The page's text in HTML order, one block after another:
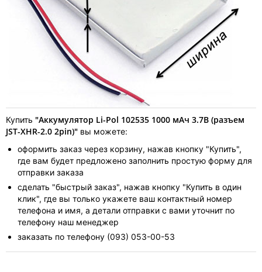
Купить "Аккумулятор Li-Pol 102535 1000 мАч 3.7В (разъем
JST-XHR-2.0 2pin)" вы можете:
оформить заказ через корзину, нажав кнопку "Купить",
где вам будет предложено заполнить простую форму для
отправки заказа
сделать "быстрый заказ", нажав кнопку "Купить в один
клик", где вы только укажете ваш контактный номер
телефона и имя, а детали отправки с вами уточнит по
телефону наш менеджер
заказать по телефону (093) 053-00-53